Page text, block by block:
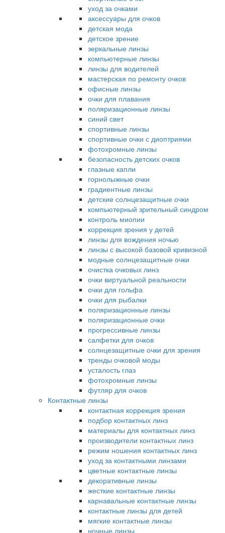
уход за очками
аксессуары для очков
детская мода
детское зрение
зеркальные линзы
компьютерные линзы
линзы для водителей
мастерская по ремонту очков
офисные линзы
очки для плавания
поляризационные линзы
синий свет
спортивные линзы
спортивные очки с диоптриями
фотохромные линзы
безопасность детских очков
глазные капли
горнолыжные очки
градиентные линзы
детские солнцезащитные очки
компьютерный зрительный синдром
контроль миопии
коррекция зрения у детей
линзы для вождения ночью
линзы с высокой базовой кривизной
модные солнцезащитные очки
очистка очковых линз
очки виртуальной реальности
очки для гольфа
очки для рыбалки
поляризационные линзы
поляризационные очки
прогрессивные линзы
салфетки для очков
солнцезащитные очки для зрения
тренды очковой моды
усталость глаз
фотохромные линзы
футляр для очков
Контактные линзы
контактная коррекция зрения
подбор контактных линз
материалы для контактных линз
производители контактных линз
режим ношения контактных линз
уход за контактными линзами
цветные контактные линзы
декоративные линзы
жесткие контактные линзы
карнавальные контактные линзы
контактные линзы для детей
мягкие контактные линзы
ночные линзы